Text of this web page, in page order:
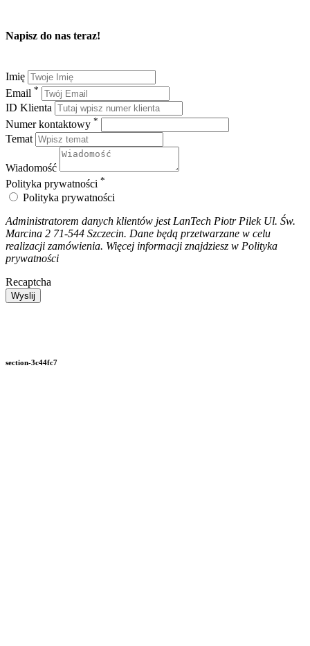
Napisz do nas teraz!
Imię
Email *
ID Klienta
Numer kontaktowy *
Temat
Wiadomość
Polityka prywatności *
Polityka prywatności
Administratorem danych klientów jest LanTech Piotr Pilek Ul. Św.
Marcina 2 71-544 Szczecin. Dane będą przetwarzane w celu
realizacji zamówienia. Więcej informacji znajdziesz w Polityka
prywatności
Recaptcha
section-3c44fc7